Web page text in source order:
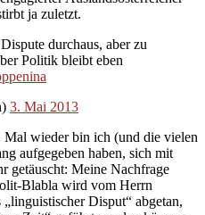
ja zuletzt.
durchaus, aber zu
Politik bleibt eben
3. Mai 2013
wieder bin ich (und die vielen
aufgegeben haben, sich mit
getäuscht: Meine Nachfrage
Blabla wird vom Herrn
Disput“ abgetan,